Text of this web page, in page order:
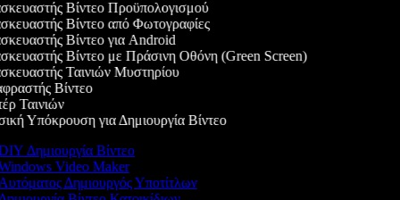
Βίντεο Προϋπολογισμού
Βίντεο από Φωτογραφίες
Βίντεο για Android
Βίντεο με Πράσινη Οθόνη (Green Screen)
Ταινιών Μυστηρίου
Βίντεο
Ταινιών
Υπόκρουση για Δημιουργία Βίντεο
Δημιουργία Βίντεο
Video Maker
Δημιουργός Υποτίτλων